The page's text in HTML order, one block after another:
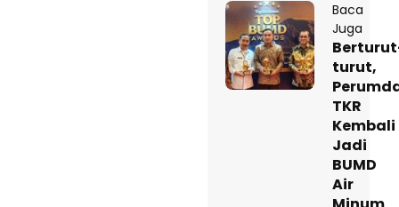
Baca
Juga
turut,
TKR
Kembali
Jadi
BUMD
Air